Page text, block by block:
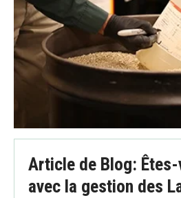
Article de Blog:
avec la gestion des